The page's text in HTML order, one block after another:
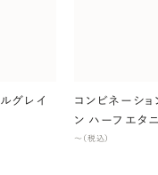
グレイ
コンビネーショ
ン ハーフエタ
〜（税込）